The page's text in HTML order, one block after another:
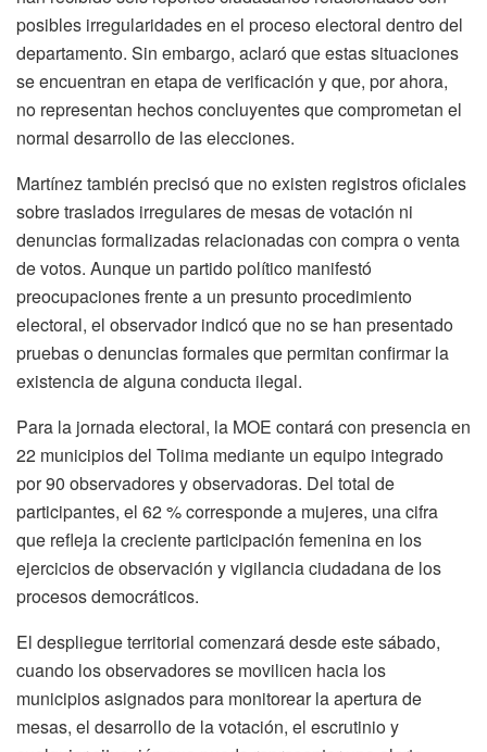
posibles irregularidades en el proceso electoral dentro del
departamento. Sin embargo, aclaró que estas situaciones
se encuentran en etapa de verificación y que, por ahora,
no representan hechos concluyentes que comprometan el
normal desarrollo de las elecciones.
Martínez también precisó que no existen registros oficiales
sobre traslados irregulares de mesas de votación ni
denuncias formalizadas relacionadas con compra o venta
de votos. Aunque un partido político manifestó
preocupaciones frente a un presunto procedimiento
electoral, el observador indicó que no se han presentado
pruebas o denuncias formales que permitan confirmar la
existencia de alguna conducta ilegal.
Para la jornada electoral, la MOE contará con presencia en
22 municipios del Tolima mediante un equipo integrado
por 90 observadores y observadoras. Del total de
participantes, el 62 % corresponde a mujeres, una cifra
que refleja la creciente participación femenina en los
ejercicios de observación y vigilancia ciudadana de los
procesos democráticos.
El despliegue territorial comenzará desde este sábado,
cuando los observadores se movilicen hacia los
municipios asignados para monitorear la apertura de
mesas, el desarrollo de la votación, el escrutinio y